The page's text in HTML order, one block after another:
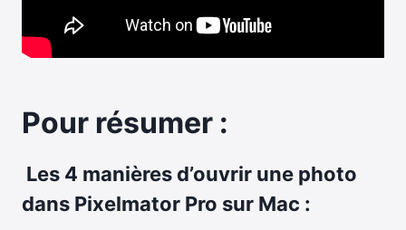
Pour résumer :
Les 4 manières d’ouvrir une photo
dans Pixelmator Pro sur Mac :